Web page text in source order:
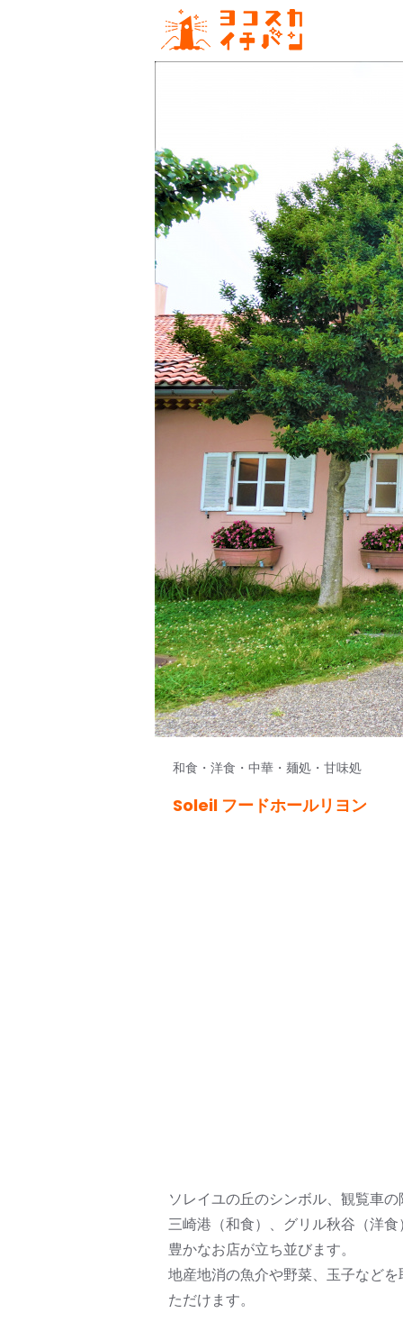
和食・洋食・中華・麺処・甘味処
Soleil フードホールリヨン
ソレイユの丘のシンボル、観覧車
三崎港（和食）、グリル秋谷（洋
豊かなお店が立ち並びます。
地産地消の魚介や野菜、玉子など
ただけます。